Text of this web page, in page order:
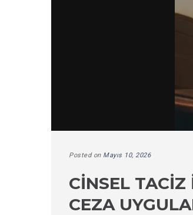
Posted on Mayıs 10, 2026
CINSEL
CEZA